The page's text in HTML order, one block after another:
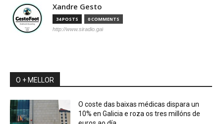
Xandre Gesto
34 POSTS 0 COMMENTS
http://www.siradio.gal
O + MELLOR
O coste das baixas médicas dispara un
10% en Galicia e roza os tres millóns de